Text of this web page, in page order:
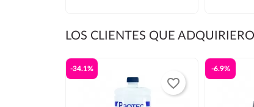
LOS CLIENTES QUE
-34.1%
favorite_border
-6.9%